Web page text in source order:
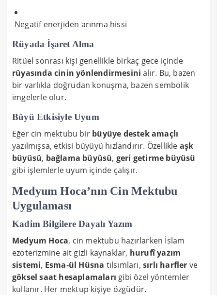
Negatif enerjiden arınma hissi
Rüyada İşaret Alma
Ritüel sonrası kişi genellikle birkaç gece içinde
rüyasında cinin yönlendirmesini alır. Bu, bazen
bir varlıkla doğrudan konuşma, bazen sembolik
imgelerle olur.
Büyü Etkisiyle Uyum
Eğer cin mektubu bir büyüye destek amaçlı
yazılmışsa, etkisi büyüyü hızlandırır. Özellikle aşk
büyüsü, bağlama büyüsü, geri getirme büyüsü
gibi işlemlerle uyum içinde çalışır.
Medyum Hoca’nın Cin Mektubu
Uygulaması
Kadim Bilgilere Dayalı Yazım
Medyum Hoca, cin mektubu hazırlarken İslam
ezoterizmine ait gizli kaynaklar, hurufî yazım
sistemi, Esma-ül Hüsna tılsımları,sırlı harfler ve
göksel saat hesaplamaları gibi özel yöntemler
kullanır. Her mektup kişiye özgüdür.